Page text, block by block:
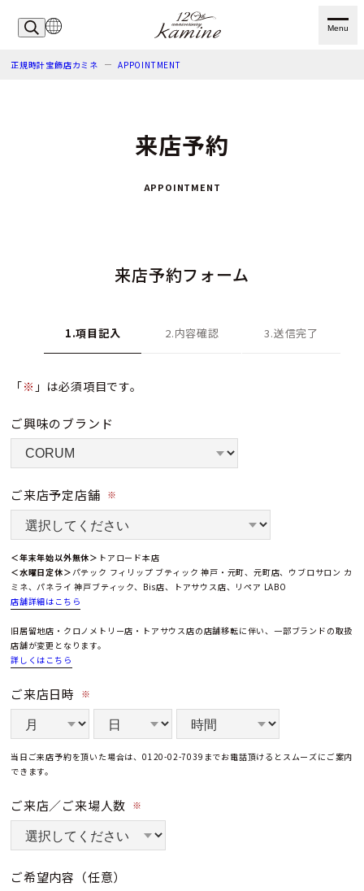
Menu
正規時計宝飾店カミネ APPOINTMENT
来店予約
APPOINTMENT
来店予約フォーム
1.項目記入 2.内容確認 3.送信完了
「※ 」は必須項目です。
ご興味のブランド
ご来店予定店舗 ※
＜年末年始以外無休＞ トアロード本店
＜水曜日定休＞ パテック フィリップ ブティック 神戸・元町、元町店、ウブロサロン カ
ミネ、パネライ 神戸ブティック、Bis店、トアサウス店、リペア LABO
店舗詳細はこちら
旧居留地店・クロノメトリー店・トアサウス店の店舗移転に伴い、一部ブランドの取扱
店舗が変更となります。
詳しくはこちら
ご来店日時 ※
当日ご来店予約を頂いた場合は、0120-02-7039までお電話頂けるとスムーズにご案内
できます。
ご来店／ご来場人数 ※
ご希望内容 （任意）